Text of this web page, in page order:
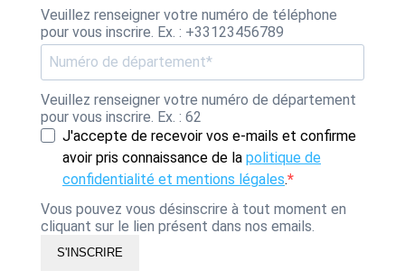
Veuillez renseigner votre numéro de téléphone
pour vous inscrire. Ex. : +33123456789
Veuillez renseigner votre numéro de département
pour vous inscrire. Ex. : 62
J'accepte de recevoir vos e-mails et confirme
avoir pris connaissance de la politique de
confidentialité et mentions légales.
Vous pouvez vous désinscrire à tout moment en
cliquant sur le lien présent dans nos emails.
S'INSCRIRE